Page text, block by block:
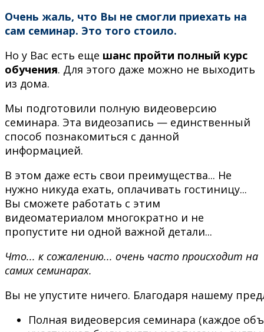
Очень жаль, что Вы не смогли приехать на
сам семинар. Это того стоило.
Но у Вас есть еще шанс пройти полный курс
обучения. Для этого даже можно не выходить
из дома.
Мы подготовили полную видеоверсию
семинара. Эта видеозапись — единственный
способ познакомиться с данной
информацией.
В этом даже есть свои преимущества... Не
нужно никуда ехать, оплачивать гостиницу...
Вы сможете работать с этим
видеоматериалом многократно и не
пропустите ни одной важной детали...
Что... к сожалению... очень часто происходит на
самих семинарах.
Вы не упустите ничего. Благодаря нашему
Полная видеоверсия семинара (каждое